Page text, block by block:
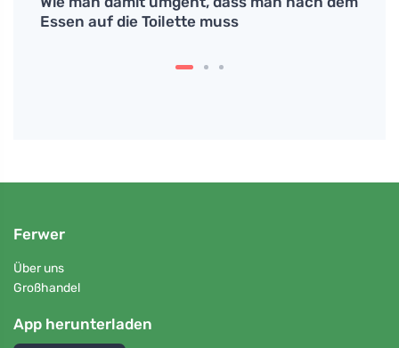
Essen auf die Toilette muss
Ferwer
Über uns
Großhandel
App herunterladen